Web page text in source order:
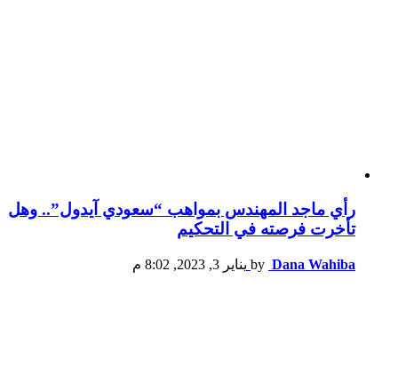
رأي ماجد المهندس بمواهب “سعودي آيدول”.. وهل
تأخرت فرصته في التحكيم
by Dana Wahiba يناير 3, 2023, 8:02 م